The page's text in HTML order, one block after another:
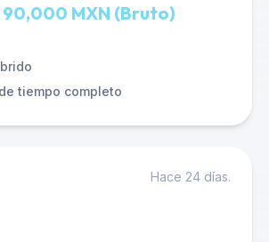
MXN (Bruto)
tiempo completo
Hace 24 días.